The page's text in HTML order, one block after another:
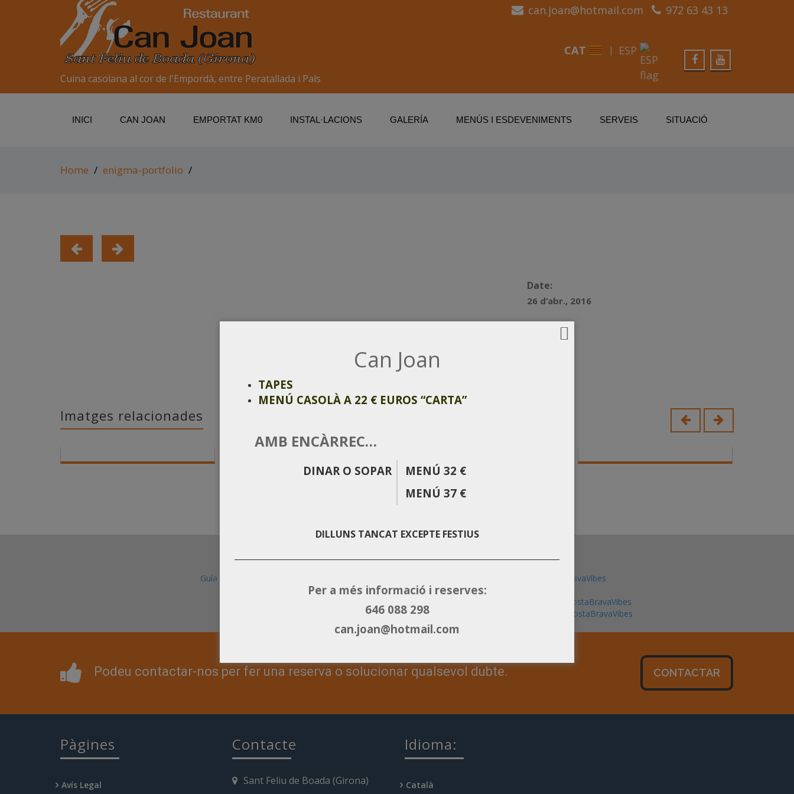
Cuina casolana al cor de l'Empordà, entre Peratallada i Pals
can.joan@hotmail.com 972 63 43 13
CAT ESP
INICI CAN JOAN EMPORTAT KM0 INSTAL·LACIONS GALERÍA MENÚS I ESDEVENIMENTS SERVEIS SITUACIÓ
Home enigma-portfolio
Date:
26 d’abr., 2016
Imatges relacionades
Guía Repson @CostaBravaVibes
facebook.com/CostaBravaVibes
instagram.com/CostaBravaVibes
Podeu contactar-nos per fer una reserva o solucionar qualsevol dubte. CONTACTAR
Pàgines
Avís Legal
Contacte
Sant Feliu de Boada (Girona)
Idioma:
Català
Can Joan
TAPES
MENÚ CASOLÀ A 22 € EUROS “CARTA”
AMB ENCÀRREC…
DINAR O SOPAR
MENÚ 32 €
MENÚ 37 €
DILLUNS TANCAT EXCEPTE FESTIUS
Per a més informació i reserves:
646 088 298
can.joan@hotmail.com